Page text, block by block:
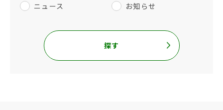
ニュース お知らせ
探す